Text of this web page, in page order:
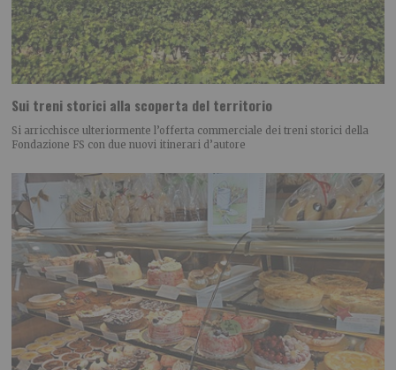
Sui treni storici alla scoperta del territorio
Si arricchisce ulteriormente l’offerta commerciale dei treni storici della
Fondazione FS con due nuovi itinerari d’autore